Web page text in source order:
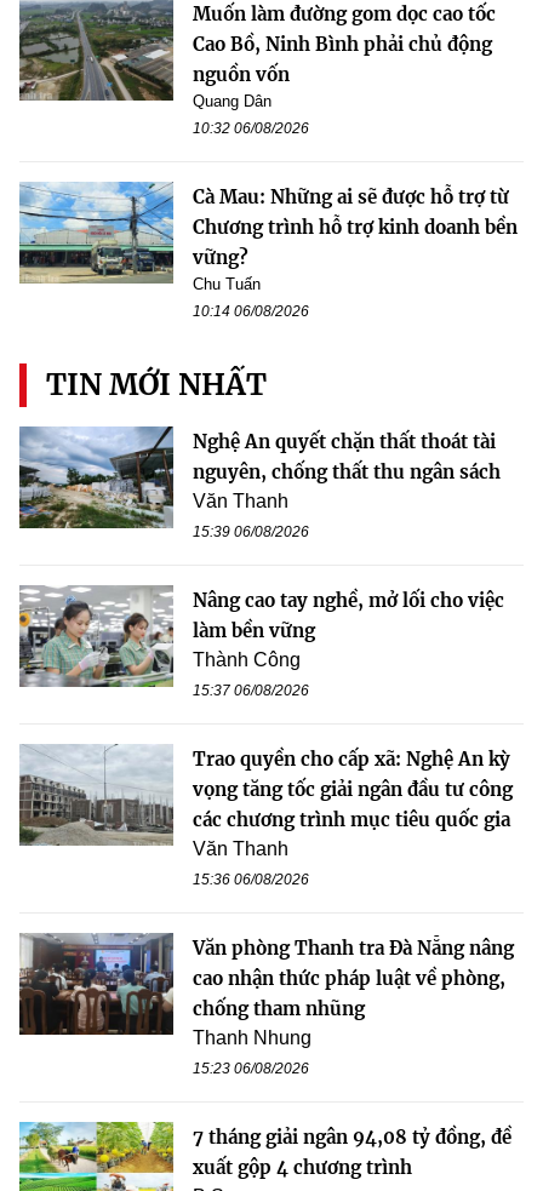
Muốn làm đường gom dọc cao tốc
Cao Bồ, Ninh Bình phải chủ động
nguồn vốn
Quang Dân
10:32 06/08/2026
Cà Mau: Những ai sẽ được hỗ trợ từ
Chương trình hỗ trợ kinh doanh bền
vững?
Chu Tuấn
10:14 06/08/2026
TIN MỚI NHẤT
Nghệ An quyết chặn thất thoát tài
nguyên, chống thất thu ngân sách
Văn Thanh
15:39 06/08/2026
Nâng cao tay nghề, mở lối cho việc
làm bền vững
Thành Công
15:37 06/08/2026
Trao quyền cho cấp xã: Nghệ An kỳ
vọng tăng tốc giải ngân đầu tư công
các chương trình mục tiêu quốc gia
Văn Thanh
15:36 06/08/2026
Văn phòng Thanh tra Đà Nẵng nâng
cao nhận thức pháp luật về phòng,
chống tham nhũng
Thanh Nhung
15:23 06/08/2026
7 tháng giải ngân 94,08 tỷ đồng, đề
xuất gộp 4 chương trình